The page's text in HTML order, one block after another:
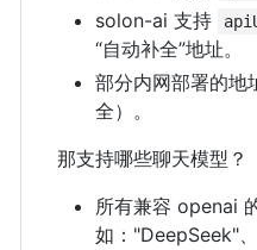
solon-ai 支持
“自动补全”地址。
部分内网部署的地
全）。
那支持哪些聊天模型？
所有兼容 openai
如："DeepSeek"